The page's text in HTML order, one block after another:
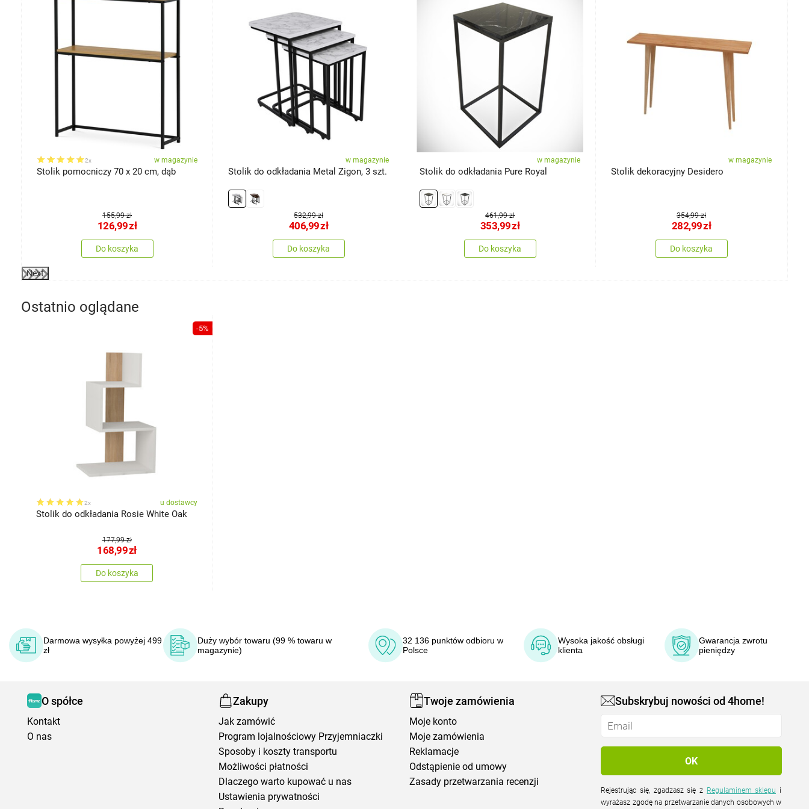
2x w magazynie
Stolik pomocniczy 70 x 20 cm, dąb
155,99 zł
126,99zł
Do koszyka
w magazynie
Stolik do odkładania Metal Zigon, 3 szt.
532,99 zł
406,99zł
Do koszyka
w magazynie
Stolik do odkładania Pure Royal
461,99 zł
353,99zł
Do koszyka
w magazynie
Stolik dekoracyjny Desidero
354,99 zł
282,99zł
Do koszyka
Next
Ostatnio oglądane
-5%
2x u dostawcy
Stolik do odkładania Rosie White Oak
177,99 zł
168,99zł
Do koszyka
Darmowa wysyłka powyżej 499
zł
Duży wybór towaru (99 % towaru w
magazynie)
32 136 punktów odbioru w
Polsce
Wysoka jakość obsługi
klienta
Gwarancja zwrotu
pieniędzy
O spółce
Kontakt
O nas
Zakupy
Jak zamówić
Program lojalnościowy Przyjemniaczki
Sposoby i koszty transportu
Możliwości płatności
Dlaczego warto kupować u nas
Ustawienia prywatności
Twoje zamówienia
Moje konto
Moje zamówienia
Reklamacje
Odstąpienie od umowy
Zasady przetwarzania recenzji
Subskrybuj nowości od 4home!
Rejestrując się, zgadzasz się z Regulaminem sklepu
wyrażasz zgodę na przetwarzanie danych osobowych w